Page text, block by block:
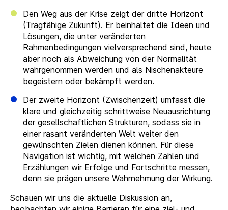
Den Weg aus der Krise zeigt der dritte Horizont
(Tragfähige Zukunft). Er beinhaltet die Ideen und
Lösungen, die unter veränderten
Rahmenbedingungen vielversprechend sind, heute
aber noch als Abweichung von der Normalität
wahrgenommen werden und als Nischenakteure
begeistern oder bekämpft werden.
Der zweite Horizont (Zwischenzeit) umfasst die
klare und gleichzeitig schrittweise Neuausrichtung
der gesellschaftlichen Strukturen, sodass sie in
einer rasant veränderten Welt weiter den
gewünschten Zielen dienen können. Für diese
Navigation ist wichtig, mit welchen Zahlen und
Erzählungen wir Erfolge und Fortschritte messen,
denn sie prägen unsere Wahrnehmung der Wirkung.
Schauen wir uns die aktuelle Diskussion an,